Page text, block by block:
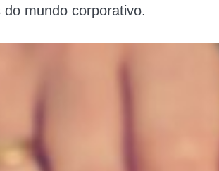
do mundo corporativo.